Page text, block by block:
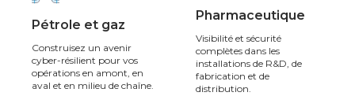
Pétrole et gaz
Construisez un avenir
cyber-résilient pour vos
opérations en amont, en
aval et en milieu de chaîne.
Pharmaceutique
Visibilité et sécurité
complètes dans les
installations de R&D, de
fabrication et de
distribution.